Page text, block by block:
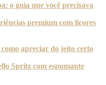
o guia que você precisava
premium com licores
apreciar do jeito certo
Spritz com espumante